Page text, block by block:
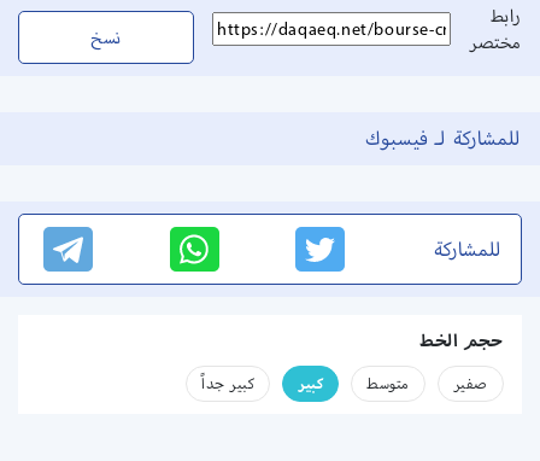
رابط
مختصر
نسخ
للمشاركة لـ فيسبوك
للمشاركة
حجم الخط
صفير متوسط كبير كبير جداً